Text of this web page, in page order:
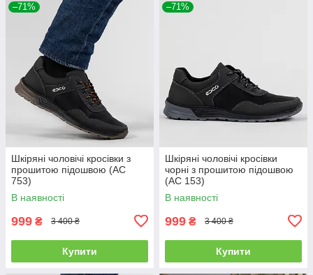
–71%
Шкіряні чоловічі кросівки з
прошитою підошвою (АС
753)
В наявності
999 ₴ 3 400 ₴
Купити
–71%
Шкіряні чоловічі кросівки
чорні з прошитою підошвою
(АС 153)
В наявності
999 ₴ 3 400 ₴
Купити